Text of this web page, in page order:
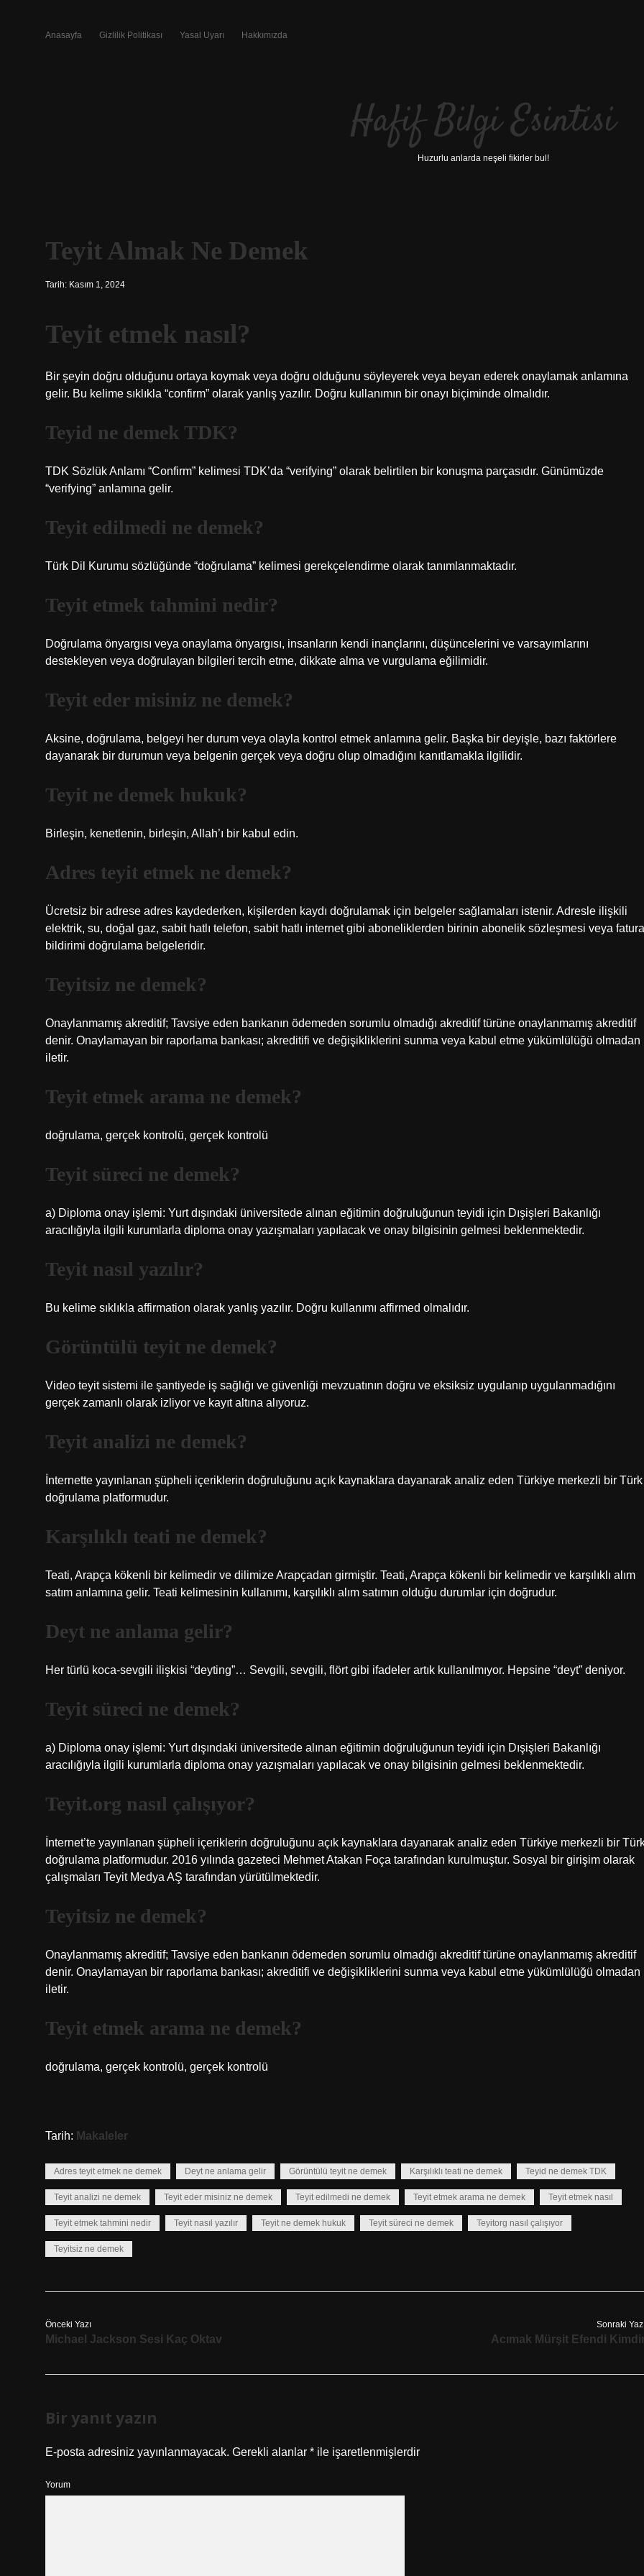
Anasayfa Gizlilik Politikası Yasal Uyarı Hakkımızda
Hafif Bilgi Esintisi
Huzurlu anlarda neşeli fikirler bul!
Teyit Almak Ne Demek
Tarih: Kasım 1, 2024
Teyit etmek nasıl?
Bir şeyin doğru olduğunu ortaya koymak veya doğru olduğunu söyleyerek veya beyan ederek onaylamak anlamına
gelir. Bu kelime sıklıkla “confirm” olarak yanlış yazılır. Doğru kullanımın bir onayı biçiminde olmalıdır.
Teyid ne demek TDK?
TDK Sözlük Anlamı “Confirm” kelimesi TDK’da “verifying” olarak belirtilen bir konuşma parçasıdır. Günümüzde
“verifying” anlamına gelir.
Teyit edilmedi ne demek?
Türk Dil Kurumu sözlüğünde “doğrulama” kelimesi gerekçelendirme olarak tanımlanmaktadır.
Teyit etmek tahmini nedir?
Doğrulama önyargısı veya onaylama önyargısı, insanların kendi inançlarını, düşüncelerini ve varsayımlarını
destekleyen veya doğrulayan bilgileri tercih etme, dikkate alma ve vurgulama eğilimidir.
Teyit eder misiniz ne demek?
Aksine, doğrulama, belgeyi her durum veya olayla kontrol etmek anlamına gelir. Başka bir deyişle, bazı faktörlere
dayanarak bir durumun veya belgenin gerçek veya doğru olup olmadığını kanıtlamakla ilgilidir.
Teyit ne demek hukuk?
Birleşin, kenetlenin, birleşin, Allah’ı bir kabul edin.
Adres teyit etmek ne demek?
Ücretsiz bir adrese adres kaydederken, kişilerden kaydı doğrulamak için belgeler sağlamaları istenir. Adresle ilişkili
elektrik, su, doğal gaz, sabit hatlı telefon, sabit hatlı internet gibi aboneliklerden birinin abonelik sözleşmesi veya fatura
bildirimi doğrulama belgeleridir.
Teyitsiz ne demek?
Onaylanmamış akreditif; Tavsiye eden bankanın ödemeden sorumlu olmadığı akreditif türüne onaylanmamış akreditif
denir. Onaylamayan bir raporlama bankası; akreditifi ve değişikliklerini sunma veya kabul etme yükümlülüğü olmadan
iletir.
Teyit etmek arama ne demek?
doğrulama, gerçek kontrolü, gerçek kontrolü
Teyit süreci ne demek?
a) Diploma onay işlemi: Yurt dışındaki üniversitede alınan eğitimin doğruluğunun teyidi için Dışişleri Bakanlığı
aracılığıyla ilgili kurumlarla diploma onay yazışmaları yapılacak ve onay bilgisinin gelmesi beklenmektedir.
Teyit nasıl yazılır?
Bu kelime sıklıkla affirmation olarak yanlış yazılır. Doğru kullanımı affirmed olmalıdır.
Görüntülü teyit ne demek?
Video teyit sistemi ile şantiyede iş sağlığı ve güvenliği mevzuatının doğru ve eksiksiz uygulanıp uygulanmadığını
gerçek zamanlı olarak izliyor ve kayıt altına alıyoruz.
Teyit analizi ne demek?
İnternette yayınlanan şüpheli içeriklerin doğruluğunu açık kaynaklara dayanarak analiz eden Türkiye merkezli bir Türk
doğrulama platformudur.
Karşılıklı teati ne demek?
Teati, Arapça kökenli bir kelimedir ve dilimize Arapçadan girmiştir. Teati, Arapça kökenli bir kelimedir ve karşılıklı alım
satım anlamına gelir. Teati kelimesinin kullanımı, karşılıklı alım satımın olduğu durumlar için doğrudur.
Deyt ne anlama gelir?
Her türlü koca-sevgili ilişkisi “deyting”… Sevgili, sevgili, flört gibi ifadeler artık kullanılmıyor. Hepsine “deyt” deniyor.
Teyit süreci ne demek?
a) Diploma onay işlemi: Yurt dışındaki üniversitede alınan eğitimin doğruluğunun teyidi için Dışişleri Bakanlığı
aracılığıyla ilgili kurumlarla diploma onay yazışmaları yapılacak ve onay bilgisinin gelmesi beklenmektedir.
Teyit.org nasıl çalışıyor?
İnternet’te yayınlanan şüpheli içeriklerin doğruluğunu açık kaynaklara dayanarak analiz eden Türkiye merkezli bir
doğrulama platformudur. 2016 yılında gazeteci Mehmet Atakan Foça tarafından kurulmuştur. Sosyal bir girişim olarak
çalışmaları Teyit Medya AŞ tarafından yürütülmektedir.
Teyitsiz ne demek?
Onaylanmamış akreditif; Tavsiye eden bankanın ödemeden sorumlu olmadığı akreditif türüne onaylanmamış akreditif
denir. Onaylamayan bir raporlama bankası; akreditifi ve değişikliklerini sunma veya kabul etme yükümlülüğü olmadan
iletir.
Teyit etmek arama ne demek?
doğrulama, gerçek kontrolü, gerçek kontrolü
Tarih: Makaleler
Adres teyit etmek ne demek Deyt ne anlama gelir Görüntülü teyit ne demek Karşılıklı teati ne demek Teyid ne demek TDK
Teyit analizi ne demek Teyit eder misiniz ne demek Teyit edilmedi ne demek Teyit etmek arama ne demek Teyit etmek nasıl
Teyit etmek tahmini nedir Teyit nasıl yazılır Teyit ne demek hukuk Teyit süreci ne demek Teyitorg nasıl çalışıyor
Teyitsiz ne demek
Önceki Yazı
Michael Jackson Sesi Kaç Oktav
Sonraki
Acımak Mürşit Efendi
Bir yanıt yazın
E-posta adresiniz yayınlanmayacak. Gerekli alanlar * ile işaretlenmişlerdir
Yorum